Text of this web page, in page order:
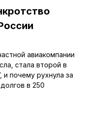
авиакомпании
стала второй в
почему рухнула за
в 250